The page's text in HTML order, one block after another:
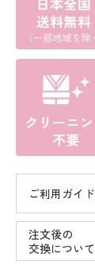
ご利用ガイド
注文後の
交換について